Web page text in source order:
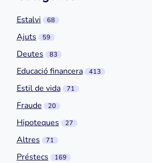
Estalvi 68
Ajuts 59
Deutes 83
Educació financera 413
Estil de vida 71
Fraude 20
Hipoteques 27
Altres 71
Préstecs 169